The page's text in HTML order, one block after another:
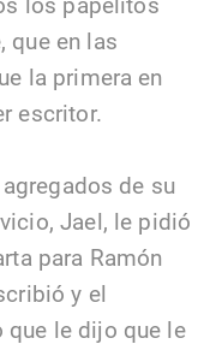
que en las
la primera en
escritor.
de su
Jael, le pidió
para Ramón
y el
que le dijo que le